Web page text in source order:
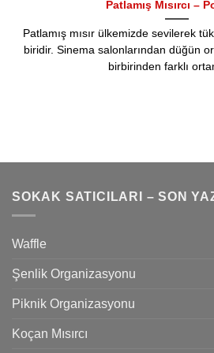
Patlamış Mısırcı –
Patlamış mısır ülkemizde sevilerek
biridir. Sinema salonlarından düğün
birbirinden farklı
SOKAK SATICILARI – SON
Waffle
Şenlik Organizasyonu
Piknik Organizasyonu
Koçan Mısırcı